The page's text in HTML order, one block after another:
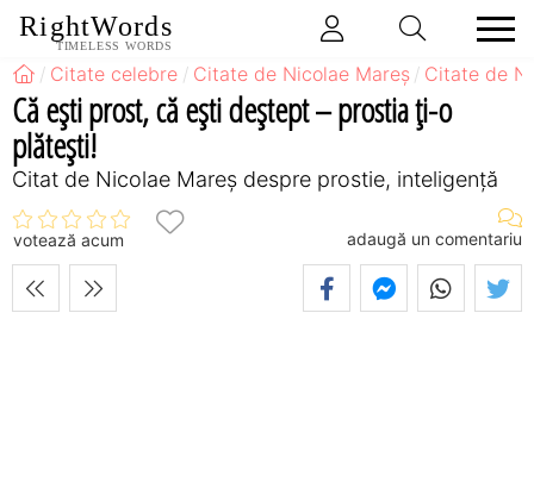
RightWords
TIMELESS WORDS
Citate celebre Citate de Nicolae Mareș Citate de
Că eşti prost, că eşti deştept – prostia ţi-o
plăteşti!
Citat de Nicolae Mareș despre prostie, inteligență
votează acum adaugă un comentariu